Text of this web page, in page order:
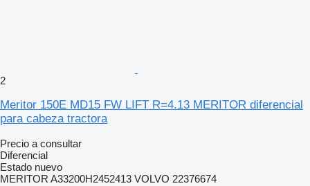
2
Meritor 150E MD15 FW LIFT R=4.13 MERITOR diferencial
para cabeza tractora
Precio a consultar
Diferencial
Estado nuevo
MERITOR A33200H2452413 VOLVO 22376674